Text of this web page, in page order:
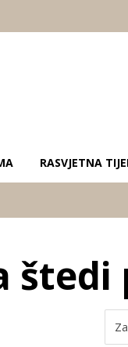
RASVJETNA